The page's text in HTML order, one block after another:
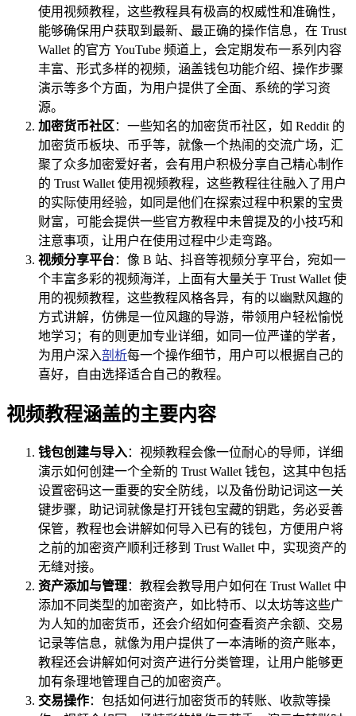
使用视频教程，这些教程具有极高的权威性和准确性，
能够确保用户获取到最新、最正确的操作信息，在 Trust
Wallet 的官方 YouTube 频道上，会定期发布一系列内容
丰富、形式多样的视频，涵盖钱包功能介绍、操作步骤
演示等多个方面，为用户提供了全面、系统的学习资
源。
加密货币社区 ：一些知名的加密货币社区，如 Reddit 的
加密货币板块、币乎等，就像一个热闹的交流广场，汇
聚了众多加密爱好者，会有用户积极分享自己精心制作
的 Trust Wallet 使用视频教程，这些教程往往融入了用户
的实际使用经验，如同是他们在探索过程中积累的宝贵
财富，可能会提供一些官方教程中未曾提及的小技巧和
注意事项，让用户在使用过程中少走弯路。
视频分享平台：像 B 站、抖音等视频分享平台，宛如一
个丰富多彩的视频海洋，上面有大量关于 Trust Wallet 使
用的视频教程，这些教程风格各异，有的以幽默风趣的
方式讲解，仿佛是一位风趣的导游，带领用户轻松愉悦
地学习；有的则更加专业详细，如同一位严谨的学者，
为用户深入剖析每一个操作细节，用户可以根据自己的
喜好，自由选择适合自己的教程。
视频教程涵盖的主要内容
钱包创建与导入：视频教程会像一位耐心的导师，详细
演示如何创建一个全新的 Trust Wallet 钱包，这其中包括
设置密码这一重要的安全防线，以及备份助记词这一关
键步骤，助记词就像是打开钱包宝藏的钥匙，务必妥善
保管，教程也会讲解如何导入已有的钱包，方便用户将
之前的加密资产顺利迁移到 Trust Wallet 中，实现资产的
无缝对接。
资产添加与管理：教程会教导用户如何在 Trust Wallet 中
添加不同类型的加密资产，如比特币、以太坊等这些广
为人知的加密货币，还会介绍如何查看资产余额、交易
记录等信息，就像为用户提供了一本清晰的资产账本，
教程还会讲解如何对资产进行分类管理，让用户能够更
加有条理地管理自己的加密资产。
交易操作：包括如何进行加密货币的转账、收款等操